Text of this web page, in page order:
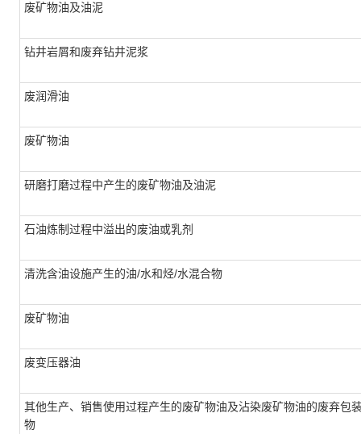
废矿物油及油泥
钻井岩屑和废弃钻井泥浆
废润滑油
废矿物油
研磨打磨过程中产生的废矿物油及油泥
石油炼制过程中溢出的废油或乳剂
清洗含油设施产生的油/水和烃/水混合物
废矿物油
废变压器油
其他生产、销售使用过程产生的废矿物油及沾染废矿物油的废弃包
物